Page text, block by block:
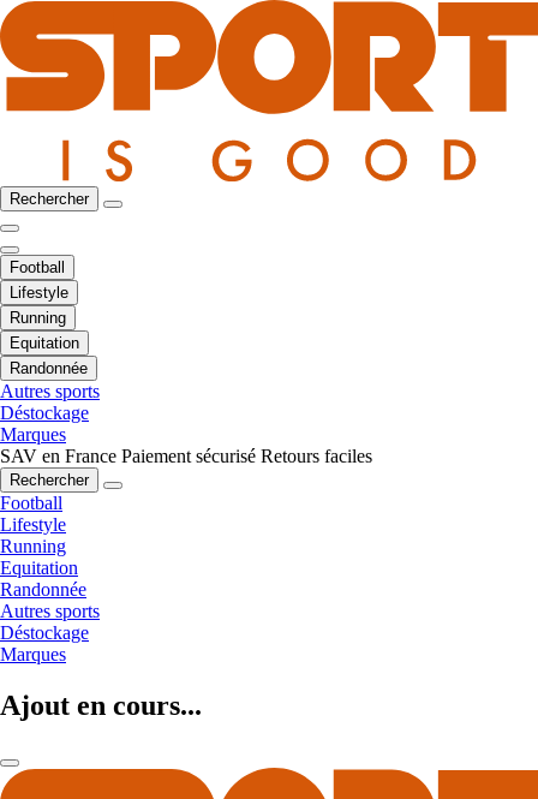
Rechercher
Football
Lifestyle
Running
Equitation
Randonnée
Autres sports
Déstockage
Marques
SAV en France Paiement sécurisé Retours faciles
Rechercher
Football
Lifestyle
Running
Equitation
Randonnée
Autres sports
Déstockage
Marques
Ajout en cours...